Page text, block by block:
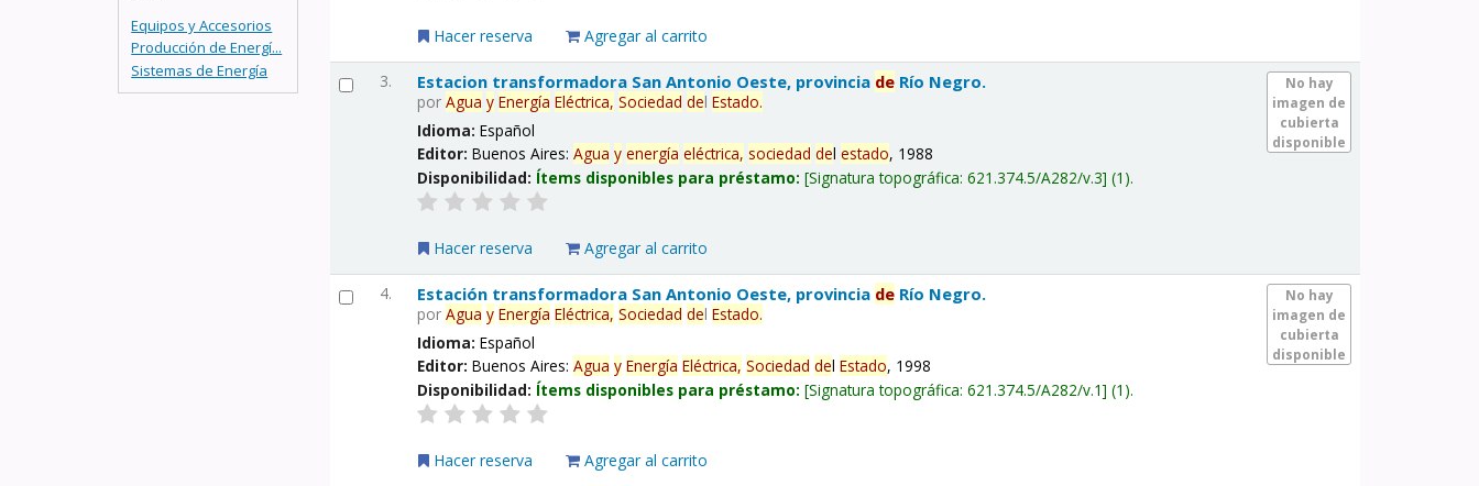
Equipos y Accesorios
Producción de Energí...
Sistemas de Energía
Hacer reserva Agregar al carrito
3.
No hay
imagen de
cubierta
disponible
Estacion transformadora San Antonio Oeste, provincia de Río Negro.
porAgua y Energía Eléctrica, Sociedad delEstado.
Idioma:Español
Editor:Buenos Aires:Agua y energía eléctrica, sociedad delestado, 1988
Disponibilidad: Ítems disponibles para préstamo: Signatura topográfica:621.374.5/A282/v.3 (1).
Hacer reserva Agregar al carrito
4.
No hay
imagen de
cubierta
disponible
Estación transformadora San Antonio Oeste, provincia de Río Negro.
porAgua y Energía Eléctrica, Sociedad delEstado.
Idioma:Español
Editor:Buenos Aires:Agua y Energía Eléctrica, Sociedad delEstado, 1998
Disponibilidad: Ítems disponibles para préstamo: Signatura topográfica:621.374.5/A282/v.1 (1).
Hacer reserva Agregar al carrito